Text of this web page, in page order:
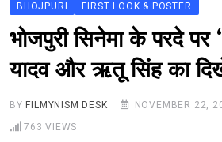
TELEVISION
BHOJPURI
NEWS ABTAK
STARRY SIDES
BHOJPURI FIRST LOOK & POSTER
भोजपुरी सिनेमा के परदे पर
यादव और ऋतू सिंह का
BY FILMYNISM DESK NOVEMBER 22,
763 VIEWS